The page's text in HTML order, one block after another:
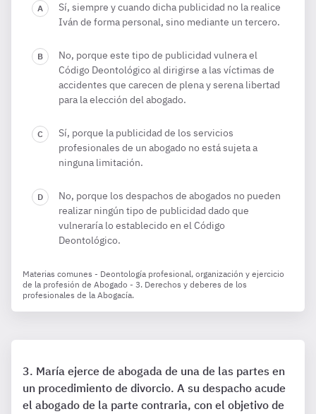
Sí, siempre y cuando dicha publicidad no la realice
Iván de forma personal, sino mediante un tercero.
No, porque este tipo de publicidad vulnera el
Código Deontológico al dirigirse a las víctimas de
accidentes que carecen de plena y serena libertad
para la elección del abogado.
Sí, porque la publicidad de los servicios
profesionales de un abogado no está sujeta a
ninguna limitación.
No, porque los despachos de abogados no pueden
realizar ningún tipo de publicidad dado que
vulneraría lo establecido en el Código
Deontológico.
Materias comunes - Deontología profesional, organización y ejercicio
de la profesión de Abogado - 3. Derechos y deberes de los
profesionales de la Abogacía.
María ejerce de abogada de una de las partes en
un procedimiento de divorcio. A su despacho acude
el abogado de la parte contraria, con el objetivo de